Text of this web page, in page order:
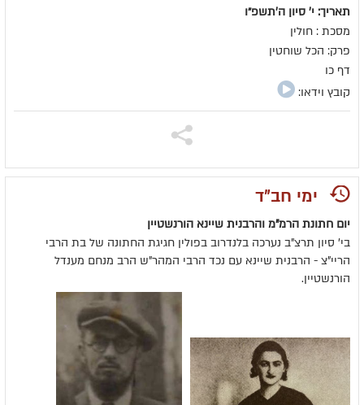
תאריך: י' סיון ה׳תשפ״ו
מסכת : חולין
פרק: הכל שוחטין
דף כו
קובץ וידאו:
ימי חב"ד
יום חתונת הרמ"מ והרבנית שיינא הורנשטיין
בי' סיון תרצ"ב נערכה בלנדרוב בפולין חגיגת החתונה של בת הרבי
הריי"צ - הרבנית שיינא עם נכד הרבי המהר"ש הרב מנחם מענדל
הורנשטיין.